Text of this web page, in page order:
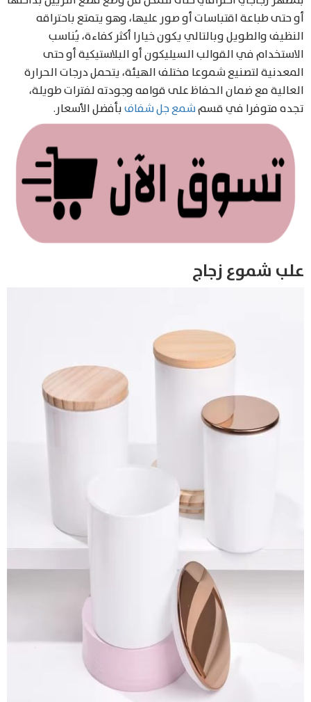
أو حتى طباعة اقتباسات أو صور عليها، وهو يتمتع باحتراقه
النظيف والطويل وبالتالي يكون خيارا أكثر كفاءة، يُناسب
الاستخدام في القوالب السيليكون أو البلاستيكية أو حتى
المعدنية لتصنيع شموعا مختلف الهيئة، يتحمل درجات الحرارة
العالية مع ضمان الحفاظ على قوامه وجودته لفترات طويلة،
تجده متوفرا في قسمشمع جل شفافبأفضل الأسعار.
علب شموع زجاج